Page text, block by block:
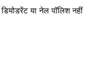
डियोडरेंटया नेल पॉलिश नहीं